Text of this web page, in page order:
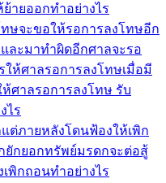
ายออกทำอย่างไร
ษจะขอให้รอการลงโทษอีก
ละมาทำผิดอีกศาลจะรอ
ให้ศาลรอการลงโทษเมื่อมี
ศาลรอการลงโทษ รับ
ไร
ต่ภายหลังโดนฟ้องให้เพิก
ยักยอกทรัพย์มรดกจะต่อสู้
พิกถอนทำอย่างไร